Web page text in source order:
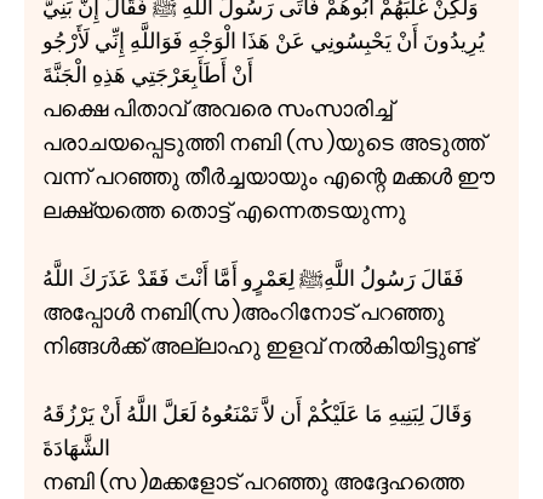
وَلَكِنْ غَلَبَهُمْ أَبُوهُمْ فَأَتَی رَسُولَ اللَّهِ ﷺ فَقَالَ إِنَّ بَنِيَّ
يُرِيدُونَ أَنْ يَحْبِسُونِي عَنْ هَذَا الْوَجْهِ فَوَاللَّهِ إِنِّي لَأَرْجُو
أَنْ أَطَأَبِعَرْجَتِي هَذِهِ الْجَنَّةَ
പക്ഷെ പിതാവ് അവരെ സംസാരിച്ച്
പരാചയപ്പെടുത്തി നബി (സ )യുടെ അടുത്ത്
വന്ന് പറഞ്ഞു തീർച്ചയായും എന്റെ മക്കൾ ഈ
ലക്ഷ്യത്തെ തൊട്ട് എന്നെതടയുന്നു
فَقَالَ رَسُولُ اللَّهِﷺ لِعَمْرٍو أَمَّا أَنْتَ فَقَدْ عَذَرَكَ اللَّهُ
അപ്പോൾ നബി(സ )അംറിനോട് പറഞ്ഞു
നിങ്ങൾക്ക് അല്ലാഹു ഇളവ് നൽകിയിട്ടുണ്ട്
وَقَالَ لِبَنِيهِ مَا عَلَيْكُمْ أَن لاَّ تَمْنَعُوهُ لَعَلَّ اللَّهُ أَنْ يَرْزُقَهُ
الشَّهَادَةَ
നബി (സ )മക്കളോട് പറഞ്ഞു അദ്ദേഹത്തെ